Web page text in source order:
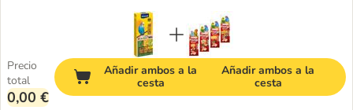
Precio
total
0,00 €
Añadir ambos a la
cesta
Añadir ambos a la
cesta